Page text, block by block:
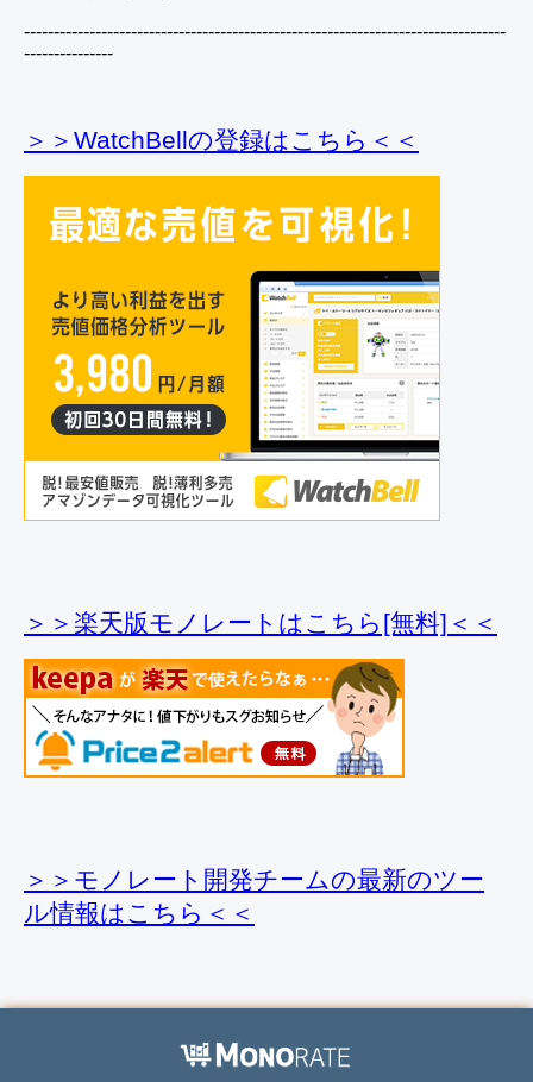
---------------------------------------------------------------------------------
---------------
＞＞WatchBellの登録はこちら＜＜
＞＞楽天版モノレートはこちら[無料]＜＜
＞＞モノレート開発チームの最新のツー
ル情報はこちら＜＜